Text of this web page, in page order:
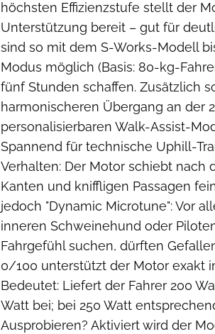
höchsten Effizienzstufe stellt der
Unterstützung bereit – gut für
sind so mit dem S-Works-Modell
Modus möglich (Basis: 80-kg-
fünf Stunden schaffen. Zusätzlich
harmonischeren Übergang an
personalisierbaren Walk-Assist-
Spannend für technische Uphill-
Verhalten: Der Motor schiebt nach
Kanten und kniffligen Passagen
jedoch "Dynamic Microtune": Vor
inneren Schweinehund oder
Fahrgefühl suchen, dürften
0/100 unterstützt der Motor exakt
Bedeutet: Liefert der Fahrer 200
Watt bei; bei 250 Watt
Ausprobieren? Aktiviert wird der